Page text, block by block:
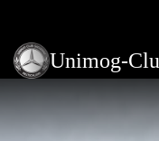
Unimog-